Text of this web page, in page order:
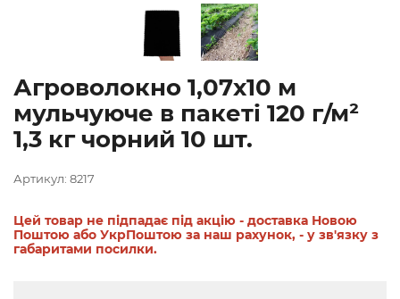
Агроволокно 1,07х10 м
мульчуюче в пакеті 120 г/м²
1,3 кг чорний 10 шт.
Артикул: 8217
Цей товар не підпадає під акцію - доставка Новою
Поштою або УкрПоштою за наш рахунок, - у зв'язку з
габаритами посилки.